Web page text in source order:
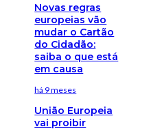
Novas regras
europeias vão
mudar o Cartão
do Cidadão:
saiba o que está
em causa
há 9 meses
União Europeia
vai proibir